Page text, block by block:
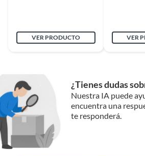
VER PRODUCTO VER
¿Tienes dudas
Nuestra IA puede
encuentra una
te responderá.